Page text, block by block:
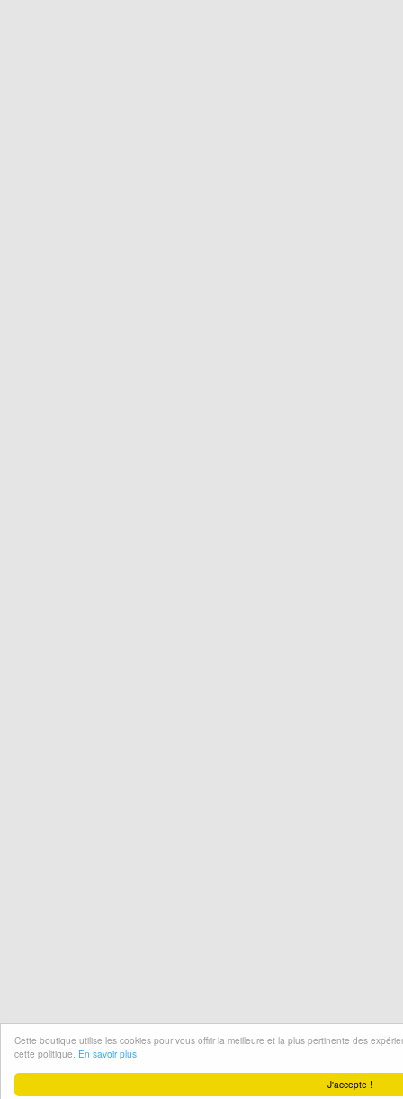
J'accepte !
Cette boutique utilise les cookies pour vous offrir la meilleure et la plus pertinente des
cette politique. En savoir plus